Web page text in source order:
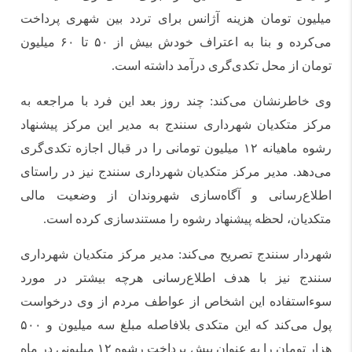
میلیون تومان هزینه آژانس برای تردد بین شهری پرداخت
می‌کرده و بنا به اعتراف خودش بیش از ۵۰ تا ۶۰ میلیون
تومان از محل تکدی‌گری درآمد داشته است.
وی خاطرنشان می‌کند: چند روز بعد این فرد با مراجعه به
مرکز متکدیان شهرداری سنندج به مدیر این مرکز پیشنهاد
رشوه ماهیانه ۱۲ میلیون تومانی را در قبال اجازه تکدی‌گری
می‌دهد. مدیر مرکز متکدیان شهرداری سنندج نیز در راستای
اطلاع‌رسانی و آگاه‌سازی شهروندان از وضعیت مالی
متکدیان، لحظه پیشنهاد رشوه را مستندسازی کرده است.
شهردار سنندج تصریح می‌کند: مدیر مرکز متکدیان شهرداری
سنندج نیز با هدف اطلاع‌رسانی هرچه بیشتر در مورد
سوءاستفاده این اشخاص از عواطف مردم از وی درخواست
پول می‌کند که این متکدی بلافاصله مبلغ سه میلیون و ۵۰۰
هزار تومان را به عنوان پیش پرداخت رشوه ۱۲ میلیونی در ماه